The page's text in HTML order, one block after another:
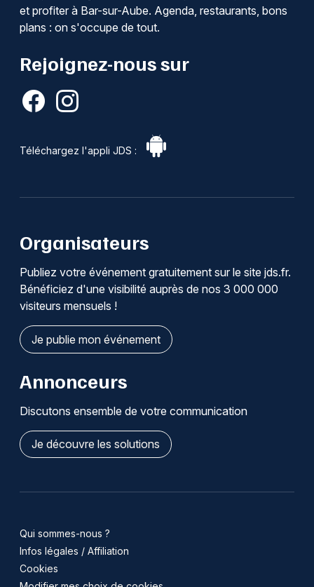
et profiter à Bar-sur-Aube. Agenda, restaurants, bons
plans : on s'occupe de tout.
Rejoignez-nous sur
Téléchargez l'appli JDS :
Organisateurs
Publiez votre événement gratuitement sur le site jds.fr.
Bénéficiez d'une visibilité auprès de nos 3 000 000
visiteurs mensuels !
Je publie mon événement
Annonceurs
Discutons ensemble de votre communication
Je découvre les solutions
Qui sommes-nous ?
Infos légales / Affiliation
Cookies